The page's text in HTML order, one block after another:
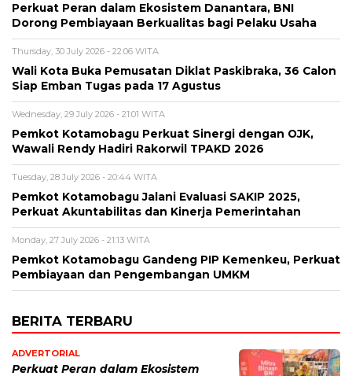
Perkuat Peran dalam Ekosistem Danantara, BNI
Dorong Pembiayaan Berkualitas bagi Pelaku Usaha
Thursday, 30 July 2026 - 22:06 WITA
Wali Kota Buka Pemusatan Diklat Paskibraka, 36 Calon
Siap Emban Tugas pada 17 Agustus
Wednesday, 29 July 2026 - 21:01 WITA
Pemkot Kotamobagu Perkuat Sinergi dengan OJK,
Wawali Rendy Hadiri Rakorwil TPAKD 2026
Tuesday, 28 July 2026 - 20:44 WITA
Pemkot Kotamobagu Jalani Evaluasi SAKIP 2025,
Perkuat Akuntabilitas dan Kinerja Pemerintahan
Monday, 27 July 2026 - 21:13 WITA
Pemkot Kotamobagu Gandeng PIP Kemenkeu, Perkuat
Pembiayaan dan Pengembangan UMKM
BERITA TERBARU
ADVERTORIAL
Perkuat Peran dalam Ekosistem